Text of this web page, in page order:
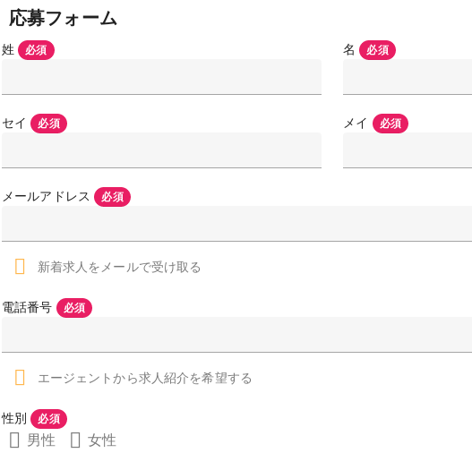
応募フォーム
姓 必須 名 必須
セイ 必須 メイ 必須
メールアドレス 必須
新着求人をメールで受け取る
電話番号 必須
エージェントから求人紹介を希望する
性別 必須
男性 女性